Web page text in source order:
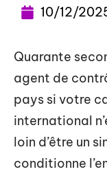
10/12/
Quarante
agent de
pays si votre
international
loin d’être un
conditionne